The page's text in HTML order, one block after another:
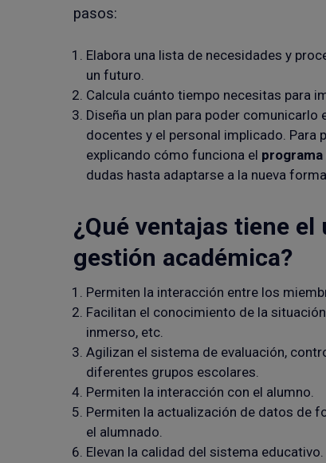
pasos:
Elabora una lista de necesidades y
un futuro.
Calcula cuánto tiempo necesitas para
Diseña un plan para poder
docentes y el personal implicado. Para
explicando cómo funciona el
dudas hasta adaptarse a la nueva
¿Qué ventajas tiene
gestión académica?
Permiten la interacción entre los
Facilitan el conocimiento de la
inmerso, etc.
Agilizan el sistema de evaluación,
diferentes grupos escolares.
Permiten la interacción con el alumno.
Permiten la actualización de datos de
el alumnado.
Elevan la calidad del sistema educativo.